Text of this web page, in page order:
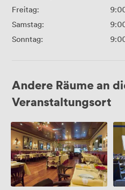
Freitag:
Samstag:
Sonntag:
Andere Räume an
Veranstaltungsort
Festsaal